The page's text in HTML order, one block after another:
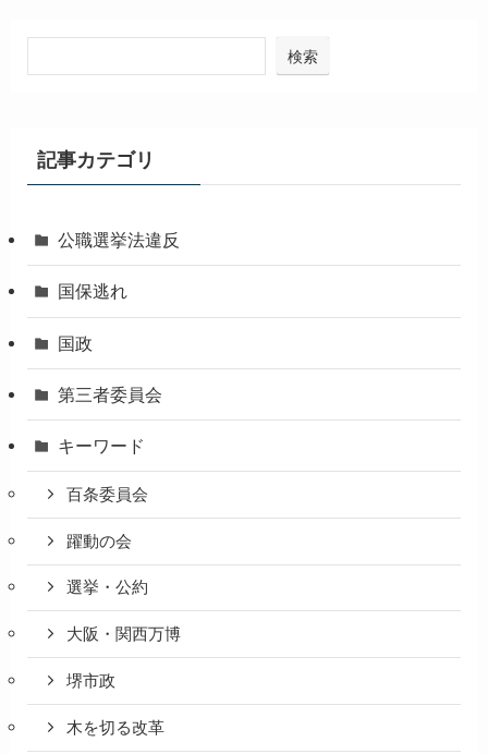
検索
記事カテゴリ
公職選挙法違反
国保逃れ
国政
第三者委員会
キーワード
百条委員会
躍動の会
選挙・公約
大阪・関西万博
堺市政
木を切る改革